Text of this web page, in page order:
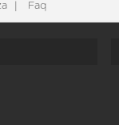
Faq